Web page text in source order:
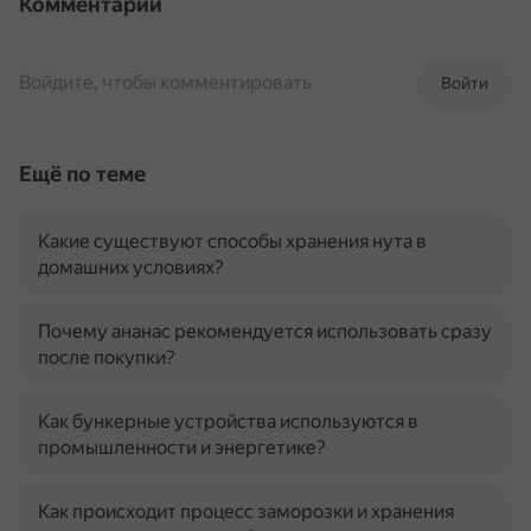
Войти
Войдите, чтобы комментировать
Ещё по теме
Какие существуют способы хранения нута в
домашних условиях?
Почему ананас рекомендуется использовать сразу
после покупки?
Как бункерные устройства используются в
промышленности и энергетике?
Как происходит процесс заморозки и хранения